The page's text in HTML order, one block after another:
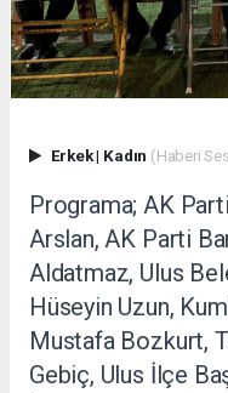
Erkek| Kadın (Haberi
Programa; AK
Arslan, AK Parti
Aldatmaz, Ulus
Hüseyin Uzun,
Mustafa Bozkurt,
Gebiç, Ulus İlçe